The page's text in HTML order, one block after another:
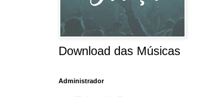
Download das Músicas
Administrador